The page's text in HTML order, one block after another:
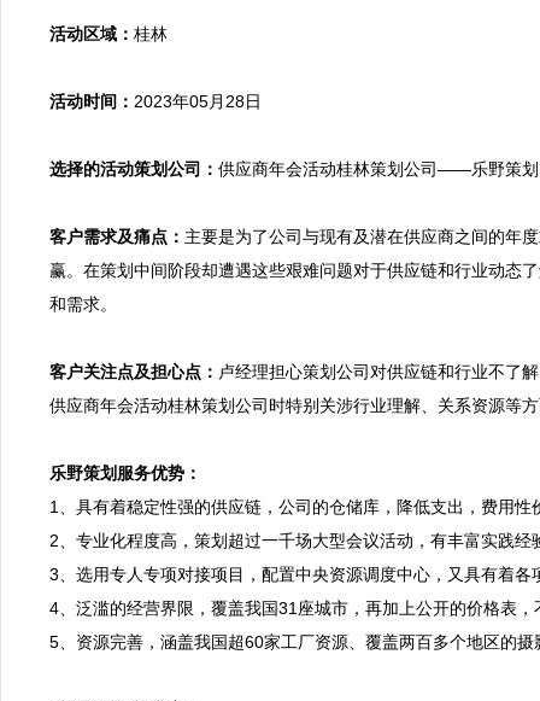
活动区域： 桂林
活动时间： 2023年05月28日
选择的活动策划公司： 供应商年会活动桂林策划公司——乐野策划
客户需求及痛点： 主要是为了公司与现有及潜在供应商之间的年
赢。在策划中间阶段却遭遇这些艰难问题对于供应链和行业动态
和需求。
客户关注点及担心点： 卢经理担心策划公司对供应链和行业不了
供应商年会活动桂林策划公司时特别关涉行业理解、关系资源等
乐野策划服务优势：
1、具有着稳定性强的供应链，公司的仓储库，降低支出，费用性
2、专业化程度高，策划超过一千场大型会议活动，有丰富实践经
3、选用专人专项对接项目，配置中央资源调度中心，又具有着
4、泛滥的经营界限，覆盖我国31座城市，再加上公开的价格表，
5、资源完善，涵盖我国超60家工厂资源、覆盖两百多个地区的